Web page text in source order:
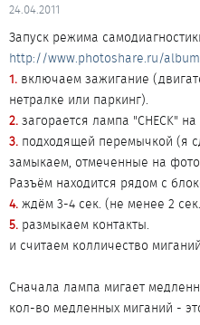
24.04.2011
Запуск режима
http://www.photoshare.ru/
1. включаем зажигание
нетралке или паркинг).
2. загорается лампа "CHECK"
3. подходящей перемычкой (я
замыкаем, отмеченные на фото,
Разъём находится рядом с
4. ждём 3-4 сек. (не менее 2
5. размыкаем контакты.
и считаем колличество
Сначала лампа мигает
кол-во медленных миганий -